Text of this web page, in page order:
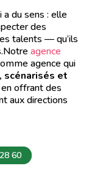
du sens : elle
des
talents — qu’ils
agence
agence qui
scénarisés et
offrant des
aux directions
60